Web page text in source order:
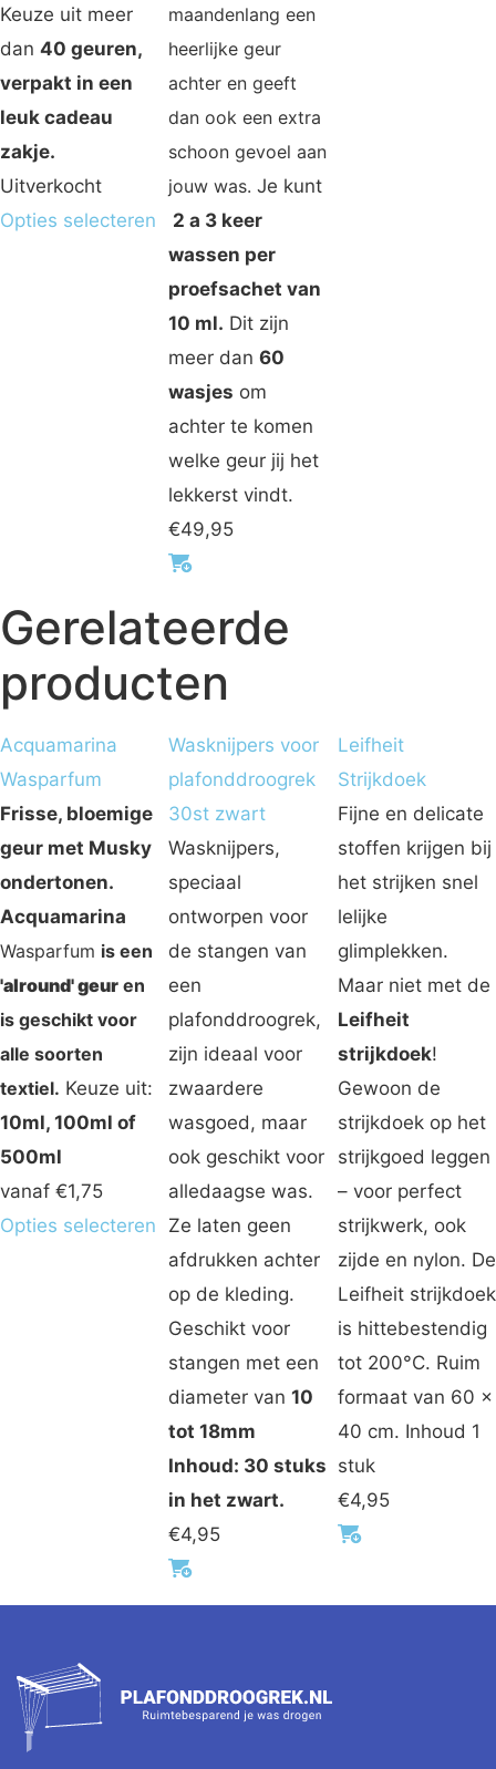
Keuze uit meer
dan 40 geuren,
verpakt in een
leuk cadeau
zakje.
Uitverkocht
Opties selecteren
maandenlang een
heerlijke geur
achter en geeft
dan ook een extra
schoon gevoel aan
jouw was. Je kunt
2 a 3 keer
wassen per
proefsachet van
10 ml. Dit zijn
meer dan60
wasjes om
achter te komen
welke geur jij het
lekkerst vindt.
€49,95
Gerelateerde
producten
Acquamarina
Wasparfum
Frisse, bloemige
geur met Musky
ondertonen.
Acquamarina
Wasparfum is een
'alround' geur en
is geschikt voor
alle soorten
textiel. Keuze uit:
10ml, 100ml of
500ml
vanaf €1,75
Opties selecteren
Wasknijpers voor
plafonddroogrek
30st zwart
Wasknijpers,
speciaal
ontworpen voor
de stangen van
een
plafonddroogrek,
zijn ideaal voor
zwaardere
wasgoed, maar
ook geschikt voor
alledaagse was.
Ze laten geen
afdrukken achter
op de kleding.
Geschikt voor
stangen met een
diameter van10
tot 18mm
Inhoud: 30 stuks
in het zwart.
€4,95
Leifheit
Strijkdoek
Fijne en delicate
stoffen krijgen bij
het strijken snel
lelijke
glimplekken.
Maar niet met de
Leifheit
strijkdoek!
Gewoon de
strijkdoek op het
strijkgoed leggen
– voor perfect
strijkwerk, ook
zijde en nylon. De
Leifheit strijkdoek
is hittebestendig
tot 200°C. Ruim
formaat van 60 x
40 cm. Inhoud 1
stuk
€4,95